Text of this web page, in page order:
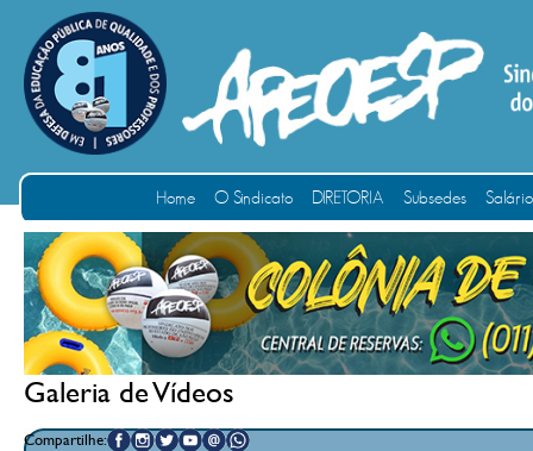
Home O Sindicato DIRETORIA Subsedes
Galeria de Vídeos
Compartilhe: